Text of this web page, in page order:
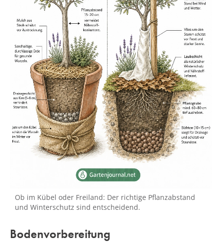
Ob im Kübel oder Freiland: Der richtige Pflanzabstand
und Winterschutz sind entscheidend.
Bodenvorbereitung